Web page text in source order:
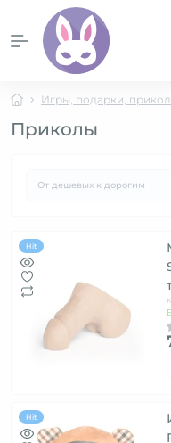
Игры, подарки,
Приколы
Hit
Hit